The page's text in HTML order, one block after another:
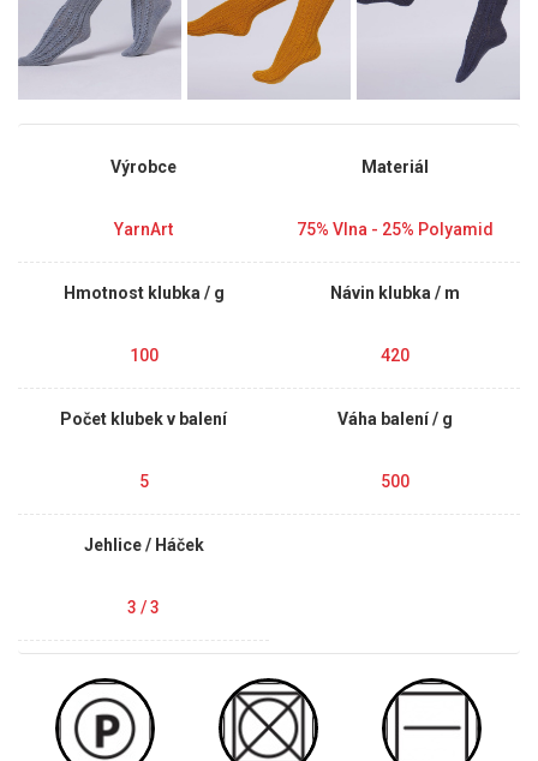
Výrobce
YarnArt
Materiál
75% Vlna - 25% Polyamid
Hmotnost klubka / g
100
Návin klubka / m
420
Počet klubek v balení
5
Váha balení / g
500
Jehlice / Háček
3 / 3